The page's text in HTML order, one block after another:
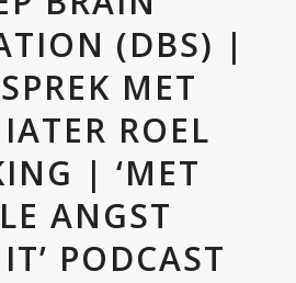
(DBS) |
MET
ROEL
| ‘MET
ANGST
PODCAST